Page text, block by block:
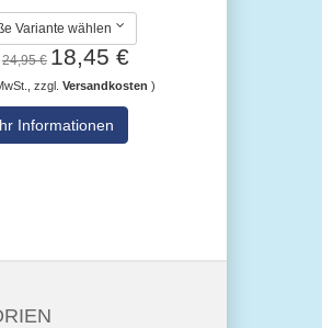
Variante wählen
24,95 € 18,45 €
zzgl.Versandkosten )
Informationen